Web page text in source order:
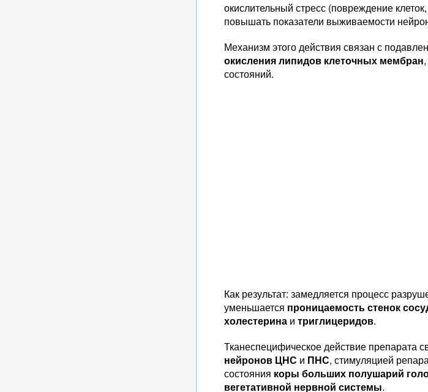
окислительный стресс (повреждение
повышать показатели выживаемости
Механизм этого действия связан с
окисления липидов клеточных мембран
состояний.
Как результат: замедляется процесс
уменьшается проницаемость стенок
холестерина итриглицеридов.
Тканеспецифическое действие препарата
нейронов ЦНС и ПНС, стимуляцией
состояния коры больших полушарий
вегетативной нервной системы.